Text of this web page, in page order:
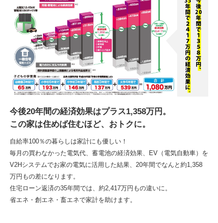
今後20年間の経済効果はプラス1,358万円。
この家は住めば住むほど、おトクに。
自給率100％の暮らしは家計にも優しい！
毎月の買わなかった電気代、蓄電池の経済効果、EV（電気自動車）を
V2Hシステムでお家の電気に活用した結果、20年間でなんと約1,358
万円もの差になります。
住宅ローン返済の35年間では、約2,417万円もの違いに。
省エネ・創エネ・畜エネで家計を助けます。